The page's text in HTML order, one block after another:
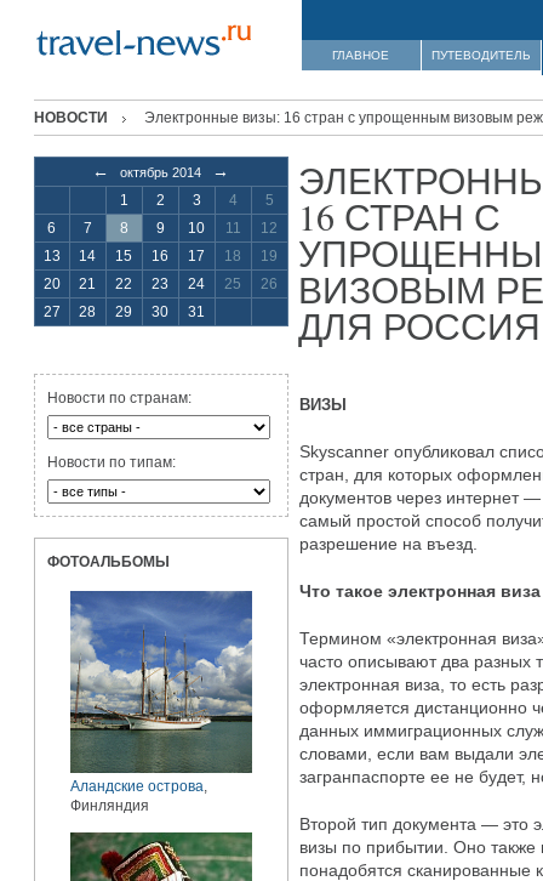
ГЛАВНОЕ ПУТЕВОДИТЕЛЬ
НОВОСТИ Электронные визы: 16 стран с упрощенным визовым
← октябрь 2014 →
1 2 3 4
5
6
7 8 9 10 11
12
13
14 15 16 17 18
19
20
21 22 23 24 25
26
27
28 29 30 31
Новости по странам:
Новости по типам:
ФОТОАЛЬБОМЫ
Аландские острова,
Финляндия
16 СТРАН С
ВИЗОВЫМ
ДЛЯ
ВИЗЫ
Skyscanner опубликовал
стран, для которых
документов через интернет —
самый простой способ
разрешение на въезд.
Что такое электронная виза
Термином «электронная
часто описывают два
электронная виза, то есть
оформляется дистанционно
данных иммиграционных
словами, если вам выдали
загранпаспорте ее не будет,
Второй тип документа — это
визы по прибытии. Оно
понадобятся сканированные